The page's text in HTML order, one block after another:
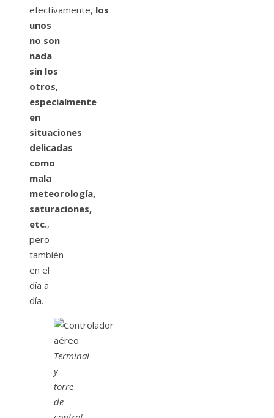
efectivamente, los
unos
no son
nada
sin los
otros,
especialmente
en
situaciones
delicadas
como
mala
meteorología,
saturaciones,
etc.,
pero
también
en el
día a
día.
Terminal
y
torre
de